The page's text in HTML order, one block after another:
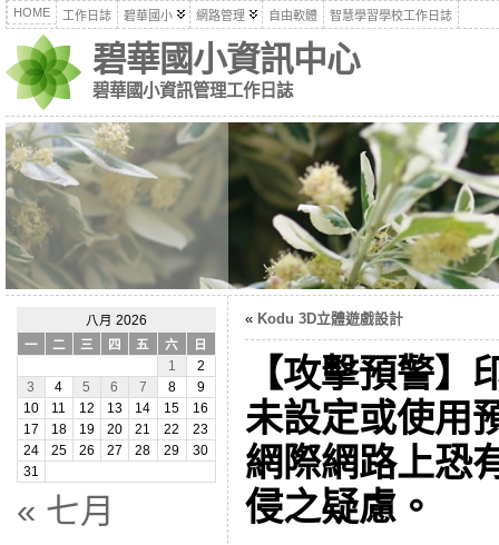
HOME 工作日誌 碧華國小 網路管理 自由軟體 智慧學習學校工作日誌
碧華國小資訊中心
碧華國小資訊管理工作日誌
八月 2026
一
二 三 四 五 六
日
1
2
3
4 5 6 7 8
9
10
11 12 13 14 15
16
17
18 19 20 21 22
23
24
25 26 27 28 29
30
31
« 七月
« Kodu 3D立體遊戲設計
【攻擊預警】
未設定或使用
網際網路上恐
侵之疑慮。